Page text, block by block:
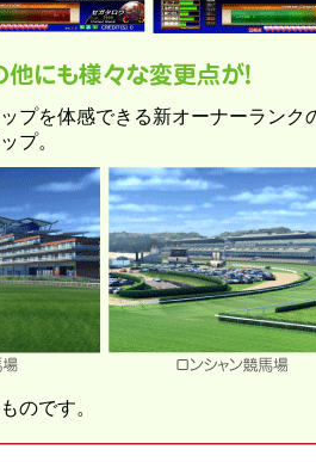
プを体感できる新オーナーラン
プ。
のです。